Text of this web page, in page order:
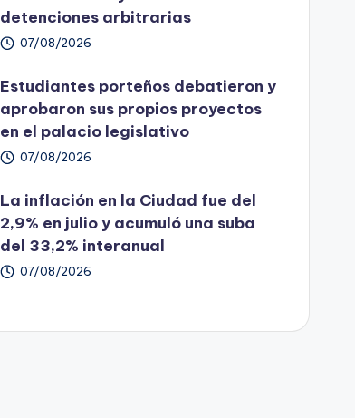
detenciones arbitrarias
07/08/2026
Estudiantes porteños debatieron y
aprobaron sus propios proyectos
en el palacio legislativo
07/08/2026
La inflación en la Ciudad fue del
2,9% en julio y acumuló una suba
del 33,2% interanual
07/08/2026